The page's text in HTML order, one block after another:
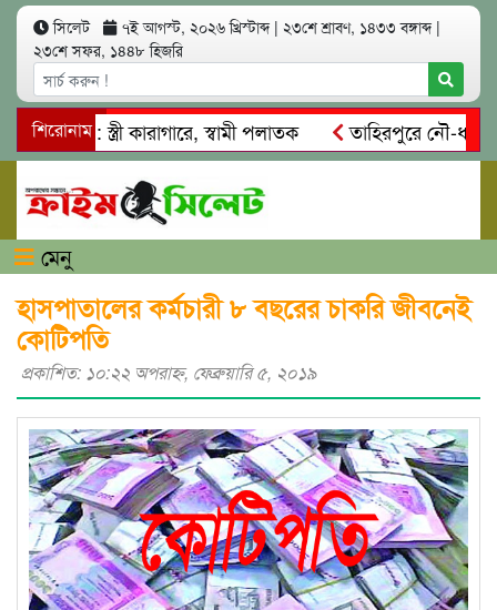
সিলেট ৭ই আগস্ট, ২০২৬ খ্রিস্টাব্দ | ২৩শে শ্রাবণ, ১৪৩৩ বঙ্গাব্দ |
২৩শে সফর, ১৪৪৮ হিজরি
শিরোনাম
স্ত্রী কারাগারে, স্বামী পলাতক
তাহিরপুরে নৌ-ধর্মঘট
মারধর
নগরীতে কোটি টাকার সম্পত্তি দখলের চেষ্টা:
মেনু
হাসপাতালের কর্মচারী ৮ বছরের চাকরি জীবনেই
কোটিপতি
প্রকাশিত: ১০:২২ অপরাহ্ণ, ফেব্রুয়ারি ৫, ২০১৯